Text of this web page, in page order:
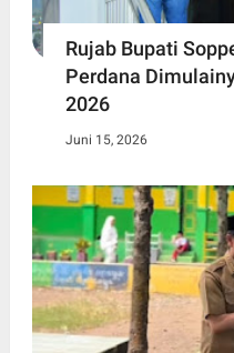
Rujab Bupati
Perdana
2026
Juni 15, 2026